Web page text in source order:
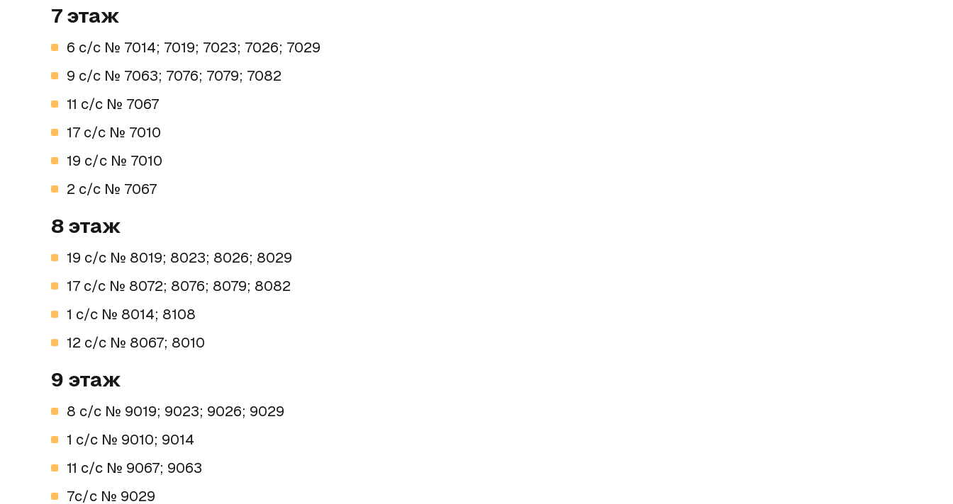
7 этаж
6 c/c № 7014; 7019; 7023; 7026; 7029
9 c/c № 7063; 7076; 7079; 7082
11 c/c № 7067
17 c/c № 7010
19 с/с № 7010
2 c/c № 7067
8 этаж
19 c/c № 8019; 8023; 8026; 8029
17 c/c № 8072; 8076; 8079; 8082
1 c/c № 8014; 8108
12 c/c № 8067; 8010
9 этаж
8 c/c № 9019; 9023; 9026; 9029
1 c/c № 9010; 9014
11 c/c № 9067; 9063
7с/с № 9029